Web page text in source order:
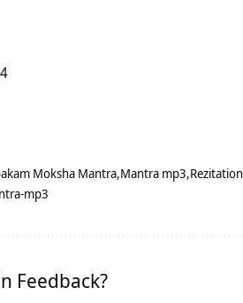
Moksha Mantra Mantra mp3 Rezitation
mp3
Feedback?